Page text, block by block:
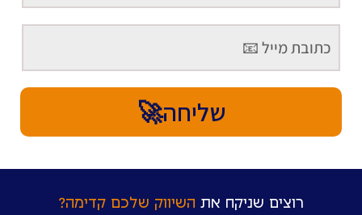
שליחה🚀
רוצים שניקח את השיווק שלכם קדימה?